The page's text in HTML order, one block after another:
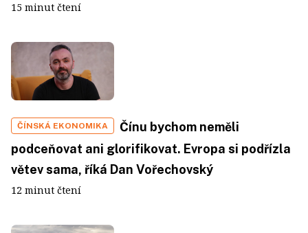
15 minut čtení
ČÍNSKÁ EKONOMIKA
Čínu bychom neměli
podceňovat ani glorifikovat. Evropa si podřízla
větev sama, říká Dan Vořechovský
12 minut čtení